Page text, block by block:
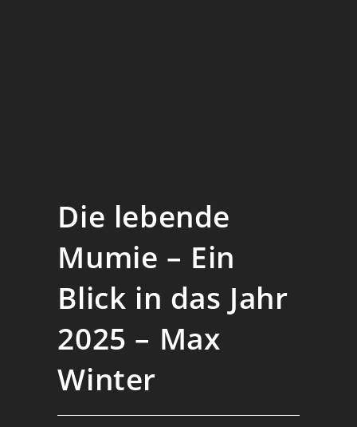
Die lebende
Mumie – Ein
Blick in das Jahr
2025 – Max
Winter